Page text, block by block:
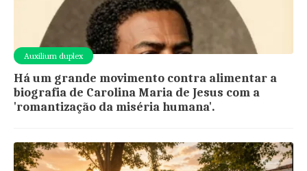
Auxilium duplex
Há um grande movimento contra alimentar a
biografia de Carolina Maria de Jesus com a
'romantização da miséria humana'.